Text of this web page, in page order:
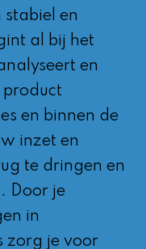
stabiel en
al bij het
en
product
en binnen de
inzet en
te dringen en
Door je
in
zorg je voor